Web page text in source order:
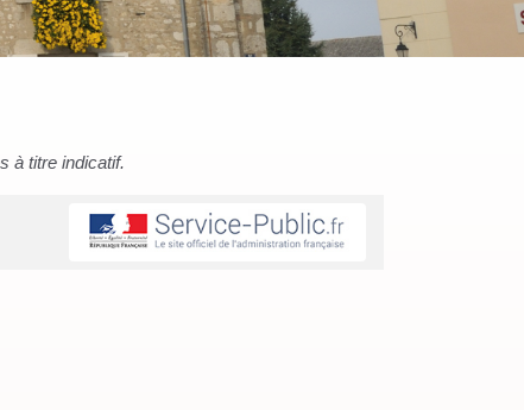
à titre indicatif.